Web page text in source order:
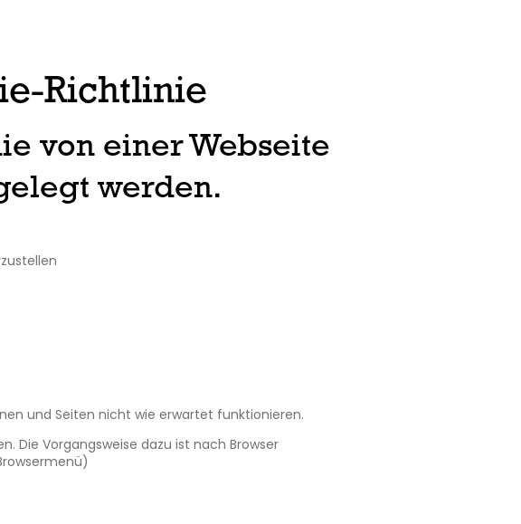
Richtlinie
von einer Webseite
werden.
und Seiten nicht wie erwartet funktionieren.
Die Vorgangsweise dazu ist nach Browser